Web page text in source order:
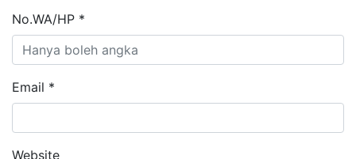
No.WA/HP *
Email *
Website